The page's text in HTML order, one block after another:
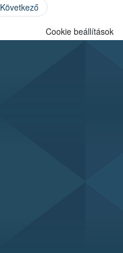
Következő
Cookie beállítások